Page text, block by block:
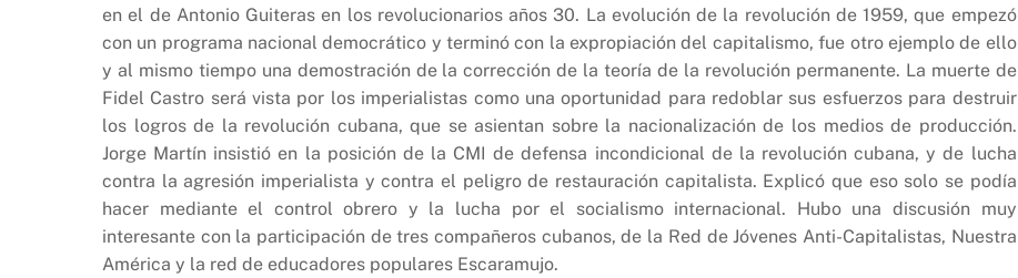
en el de Antonio Guiteras en los revolucionarios años 30. La evolución de la revolución de 1959, que empezó
con un programa nacional democrático y terminó con la expropiación del capitalismo, fue otro ejemplo de ello
y al mismo tiempo una demostración de la corrección de la teoría de la revolución permanente. La muerte de
Fidel Castro será vista por los imperialistas como una oportunidad para redoblar sus esfuerzos para destruir
los logros de la revolución cubana, que se asientan sobre la nacionalización de los medios de producción.
Jorge Martín insistió en la posición de la CMI de defensa incondicional de la revolución cubana, y de lucha
contra la agresión imperialista y contra el peligro de restauración capitalista. Explicó que eso solo se podía
hacer mediante el control obrero y la lucha por el socialismo internacional. Hubo una discusión muy
interesante con la participación de tres compañeros cubanos, de la Red de Jóvenes Anti-Capitalistas, Nuestra
América y la red de educadores populares Escaramujo.